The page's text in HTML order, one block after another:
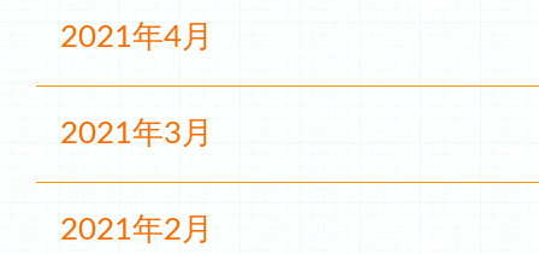
2021年4月
2021年3月
2021年2月